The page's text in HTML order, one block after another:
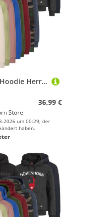
Höhenhorn Janga Hoodie Herren Kapuzen Pullover Hoody Sweatshirt XXL Pastell GrÃ¼n
36,99 €
Store
um 00:29; der
haben.